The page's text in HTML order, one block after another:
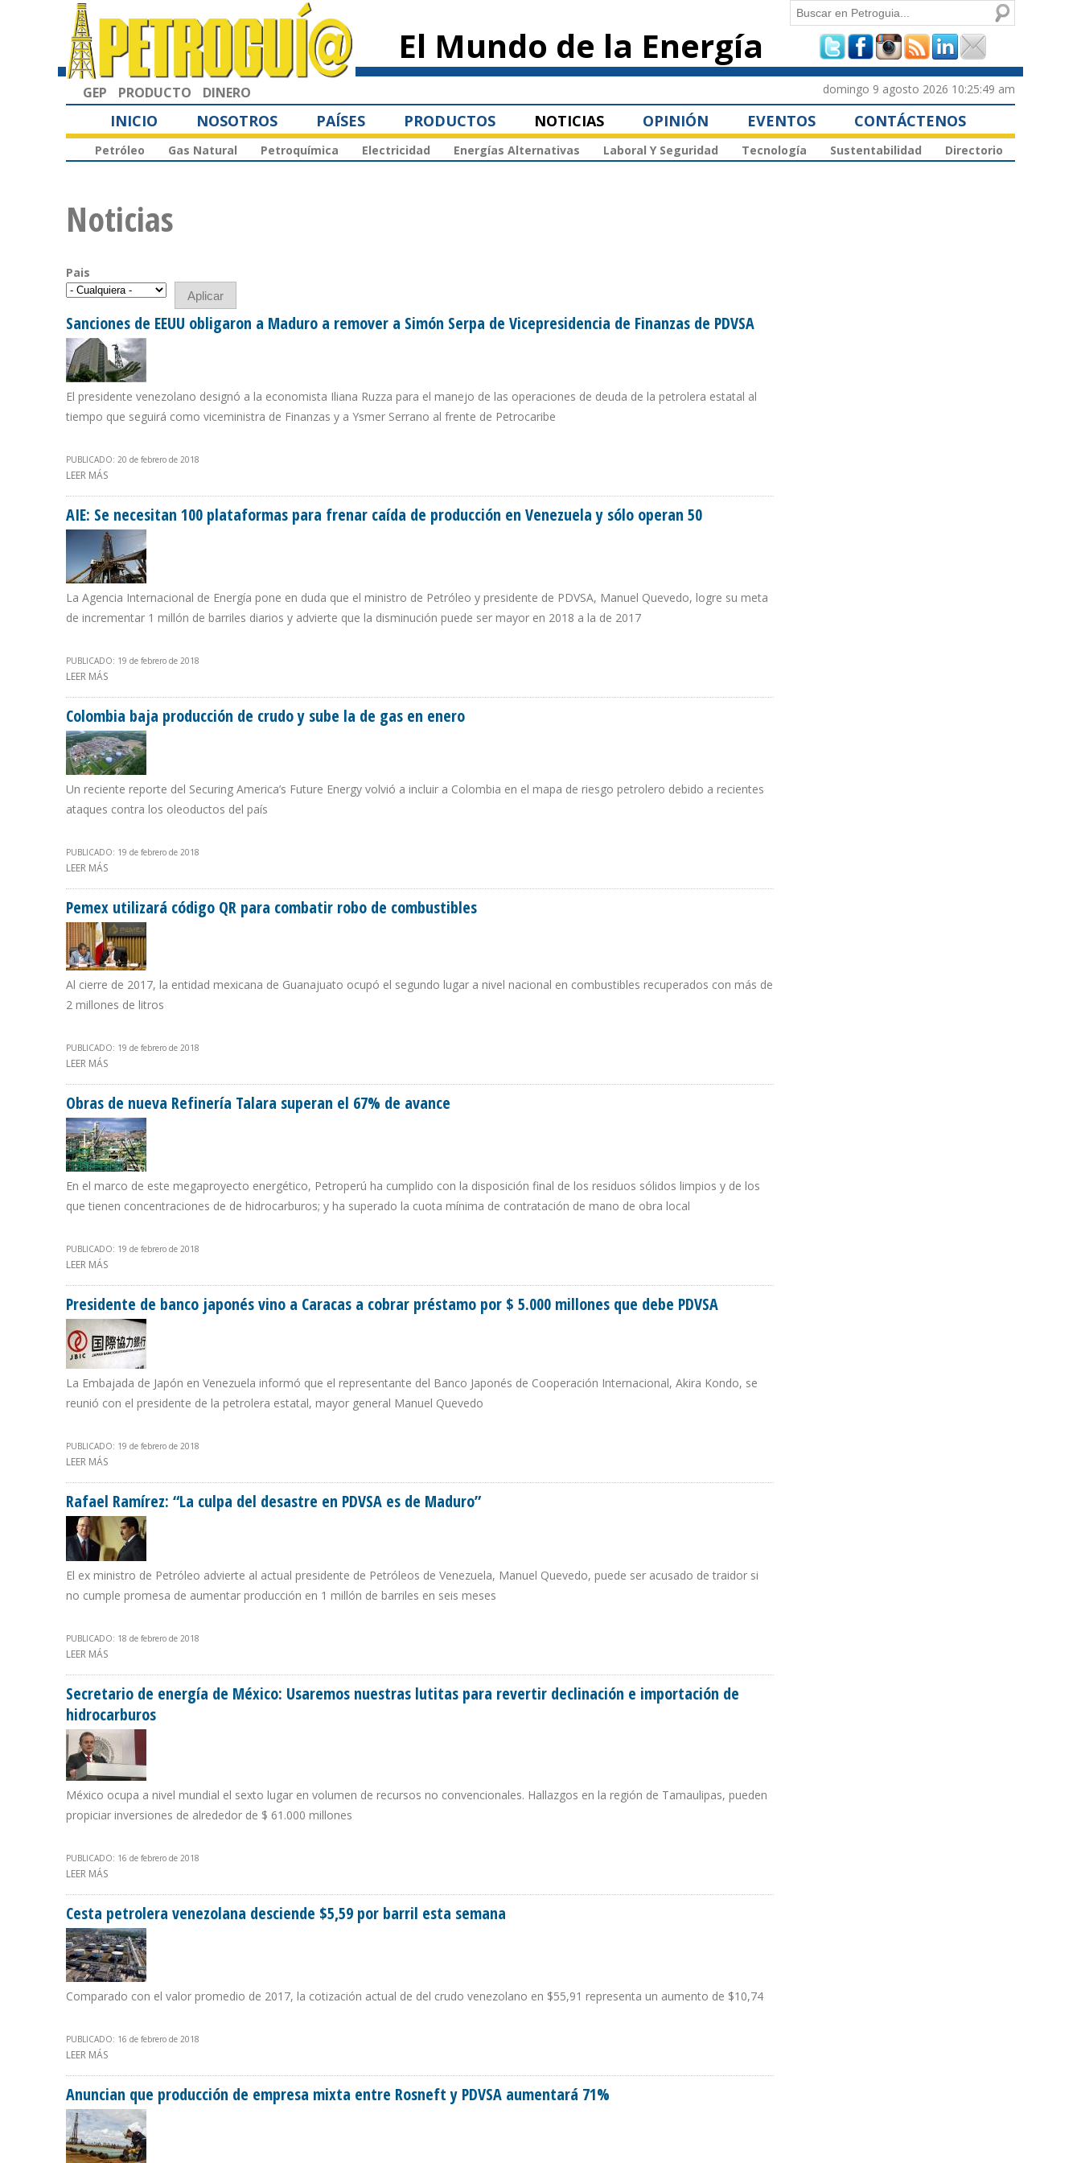
principal
El Mundo de la Energía
Formulario de
búsqueda
Buscar
GEP PRODUCTO DINERO domingo 9 agosto 2026 10:25:49 am
INICIO NOSOTROS PAÍSES PRODUCTOS NOTICIAS OPINIÓN EVENTOS CONTÁCTENOS
Petróleo Gas Natural Petroquímica Electricidad Energías Alternativas Laboral Y Seguridad Tecnología Sustentabilidad Directorio
Noticias
Pais
Sanciones de EEUU obligaron a Maduro a remover a Simón Serpa de Vicepresidencia de Finanzas de PDVSA
El presidente venezolano designó a la economista Iliana Ruzza para el manejo de las operaciones de deuda de la petrolera estatal al
tiempo que seguirá como viceministra de Finanzas y a Ysmer Serrano al frente de Petrocaribe
PUBLICADO: 20 de febrero de 2018
LEER MÁS
AIE: Se necesitan 100 plataformas para frenar caída de producción en Venezuela y sólo operan 50
La Agencia Internacional de Energía pone en duda que el ministro de Petróleo y presidente de PDVSA, Manuel Quevedo, logre su meta
de incrementar 1 millón de barriles diarios y advierte que la disminución puede ser mayor en 2018 a la de 2017
PUBLICADO: 19 de febrero de 2018
LEER MÁS
Colombia baja producción de crudo y sube la de gas en enero
Un reciente reporte del Securing America’s Future Energy volvió a incluir a Colombia en el mapa de riesgo petrolero debido a recientes
ataques contra los oleoductos del país
PUBLICADO: 19 de febrero de 2018
LEER MÁS
Pemex utilizará código QR para combatir robo de combustibles
Al cierre de 2017, la entidad mexicana de Guanajuato ocupó el segundo lugar a nivel nacional en combustibles recuperados con más de
2 millones de litros
PUBLICADO: 19 de febrero de 2018
LEER MÁS
Obras de nueva Refinería Talara superan el 67% de avance
En el marco de este megaproyecto energético, Petroperú ha cumplido con la disposición final de los residuos sólidos limpios y de los
que tienen concentraciones de de hidrocarburos; y ha superado la cuota mínima de contratación de mano de obra local
PUBLICADO: 19 de febrero de 2018
LEER MÁS
Presidente de banco japonés vino a Caracas a cobrar préstamo por $ 5.000 millones que debe PDVSA
La Embajada de Japón en Venezuela informó que el representante del Banco Japonés de Cooperación Internacional, Akira Kondo, se
reunió con el presidente de la petrolera estatal, mayor general Manuel Quevedo
PUBLICADO: 19 de febrero de 2018
LEER MÁS
Rafael Ramírez: “La culpa del desastre en PDVSA es de Maduro”
El ex ministro de Petróleo advierte al actual presidente de Petróleos de Venezuela, Manuel Quevedo, puede ser acusado de traidor si
no cumple promesa de aumentar producción en 1 millón de barriles en seis meses
PUBLICADO: 18 de febrero de 2018
LEER MÁS
Secretario de energía de México: Usaremos nuestras lutitas para revertir declinación e importación de
hidrocarburos
México ocupa a nivel mundial el sexto lugar en volumen de recursos no convencionales. Hallazgos en la región de Tamaulipas, pueden
propiciar inversiones de alrededor de $ 61.000 millones
PUBLICADO: 16 de febrero de 2018
LEER MÁS
Cesta petrolera venezolana desciende $5,59 por barril esta semana
Comparado con el valor promedio de 2017, la cotización actual de del crudo venezolano en $55,91 representa un aumento de $10,74
PUBLICADO: 16 de febrero de 2018
LEER MÁS
Anuncian que producción de empresa mixta entre Rosneft y PDVSA aumentará 71%